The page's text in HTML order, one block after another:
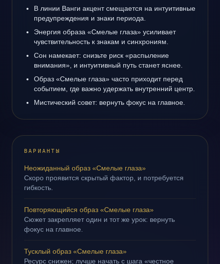
В линии Ванги акцент смещается на интуитивные
предупреждения и знаки периода.
Энергия образа «Смелые глаза» усиливает
чувствительность к знакам и синхрониям.
Сон намекает: снизьте риск «распыление
внимания», и интуитивный путь станет яснее.
Образ «Смелые глаза» часто приходит перед
событием, где важно удержать внутренний центр.
Мистический совет: вернуть фокус на главное.
ВАРИАНТЫ
Неожиданный образ «Смелые глаза»
Скоро проявится скрытый фактор, и потребуется
гибкость.
Повторяющийся образ «Смелые глаза»
Сюжет закрепляет один и тот же урок: вернуть
фокус на главное.
Тусклый образ «Смелые глаза»
Ресурс снижен; лучше начать с шага «честное